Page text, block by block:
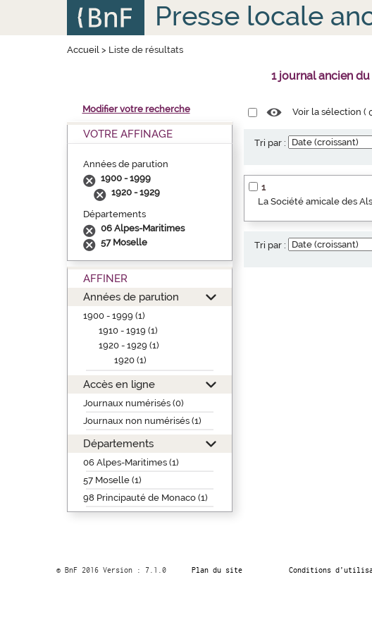
Presse locale
Accueil> Liste de résultats
1 journal ancien
Modifier votre recherche
VOTRE AFFINAGE
Années de parution
1900 - 1999
1920 - 1929
Départements
06 Alpes-Maritimes
57 Moselle
AFFINER
Années de parution
1900 - 1999 (1)
1910 - 1919 (1)
1920 - 1929 (1)
1920 (1)
Accès en ligne
Journaux numérisés (0)
Journaux non numérisés (1)
Départements
06 Alpes-Maritimes (1)
57 Moselle (1)
98 Principauté de Monaco (1)
Voir la sélection (
Tri par :
1
La Société amicale des
Tri par :
© BnF 2016 Version : 7.1.0 Plan du site Conditions
Panneau de gestion des cookies